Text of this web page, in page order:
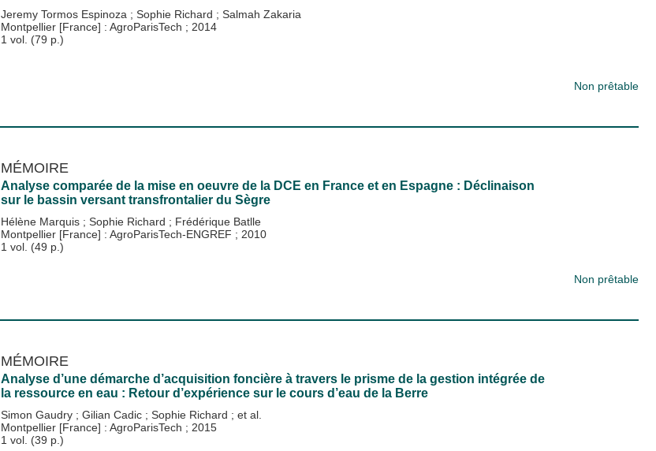
Jeremy Tormos Espinoza ; Sophie Richard ; Salmah Zakaria
Montpellier [France] : AgroParisTech ; 2014
1 vol. (79 p.)
Non prêtable
MÉMOIRE
Analyse comparée de la mise en oeuvre de la DCE en France et en Espagne : Déclinaison
sur le bassin versant transfrontalier du Sègre
Hélène Marquis ; Sophie Richard ; Frédérique Batlle
Montpellier [France] : AgroParisTech-ENGREF ; 2010
1 vol. (49 p.)
Non prêtable
MÉMOIRE
Analyse d’une démarche d’acquisition foncière à travers le prisme de la gestion intégrée de
la ressource en eau : Retour d’expérience sur le cours d’eau de la Berre
Simon Gaudry ; Gilian Cadic ; Sophie Richard ; et al.
Montpellier [France] : AgroParisTech ; 2015
1 vol. (39 p.)